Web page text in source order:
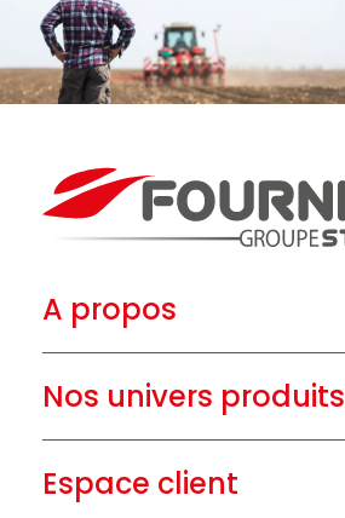
A propos
Nos univers produits
Espace client